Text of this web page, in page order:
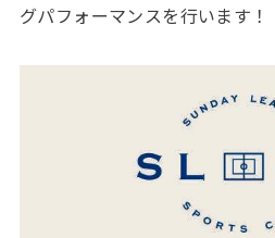
グパフォーマンスを行います！